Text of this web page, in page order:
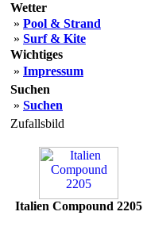
Wetter
» Pool & Strand
» Surf & Kite
Wichtiges
» Impressum
Suchen
» Suchen
Zufallsbild
Italien Compound 2205